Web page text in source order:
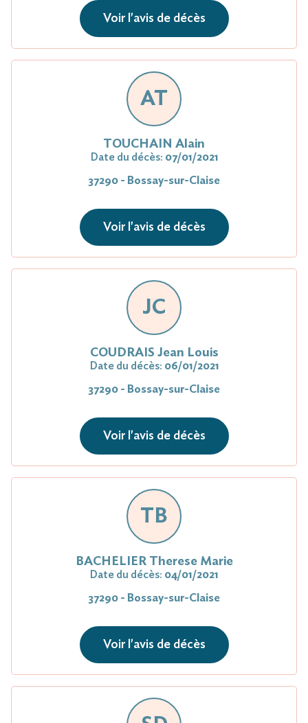
Voir l'avis de décès
AT
TOUCHAIN Alain
Date du décès: 07/01/2021
37290 - Bossay-sur-Claise
Voir l'avis de décès
JC
COUDRAIS Jean Louis
Date du décès: 06/01/2021
37290 - Bossay-sur-Claise
Voir l'avis de décès
TB
BACHELIER Therese Marie
Date du décès: 04/01/2021
37290 - Bossay-sur-Claise
Voir l'avis de décès